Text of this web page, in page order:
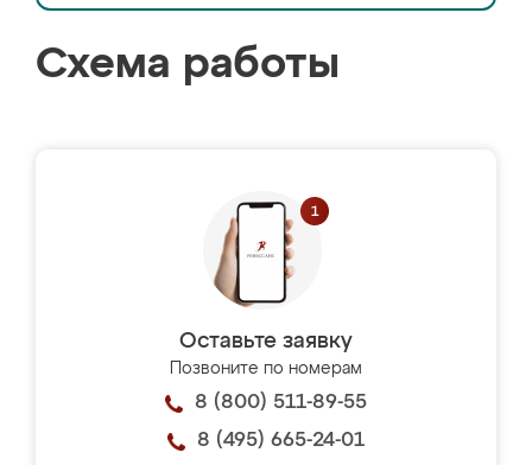
Схема работы
Оставьте заявку
Позвоните по номерам
8 (800) 511-89-55
8 (495) 665-24-01